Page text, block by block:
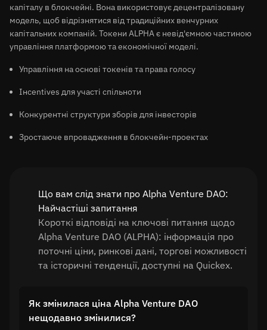
капіталу в блокчейні. Вона використовує децентралізовану
модель, щоб відрізнятися від традиційних венчурних
капітальних компаній. Токени ALPHA є невід'ємною частиною
управління платформою та економічної моделі.
Управління на основі токенів та права голосу
Інcentives для участі спільноти
Конкурентні структури зборів для інвесторів
Зростаюче впровадження в блокчейн-проектах
Що вам слід знати про Alpha Venture DAO:
Найчастіші запитання
Короткі відповіді на ключові питання щодо
Alpha Venture DAO (ALPHA): інформація про
поточні ціни, ринкові дані, торгові можливості
та історичні тенденції, доступні на Quickex.
Як змінилася ціна Alpha Venture DAO
нещодавно змінилися?